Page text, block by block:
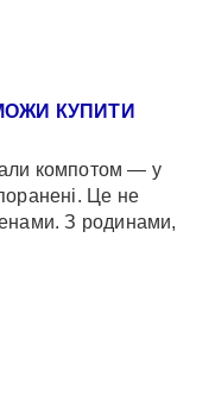
КУПИТИ
компотом — у
Це не
З родинами,